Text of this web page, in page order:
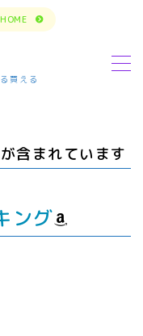
HOME
買える
含まれています
ング